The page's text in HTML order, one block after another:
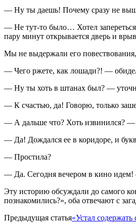
— Ну ты даешь! Почему сразу не
— Не тут-то было… Хотел
пару минут открывается дверь и
Мы не выдержали его
— Чего ржете, как лошади?! —
— Ну ты хоть в штанах был? —
— К счастью, да! Говорю, только
— А дальше что? Хоть извинился? —
— Да! Дождался ее в коридоре, и
— Простила?
— Да. Сегодня вечером в кино идем!
Эту историю обсуждали до самого
познакомились?», оба отвечают с
Предыдущая статья«Устал